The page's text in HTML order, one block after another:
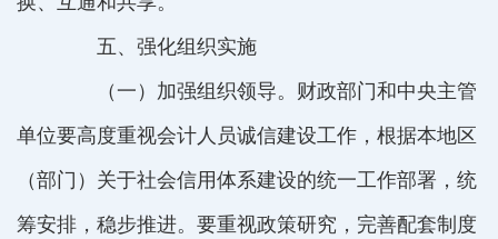
五、强化组织实施
（一）加强组织领导。财政部门和中央主管
单位要高度重视会计人员诚信建设工作，根据本地区
（部门）关于社会信用体系建设的统一工作部署，统
筹安排，稳步推进。要重视政策研究，完善配套制度